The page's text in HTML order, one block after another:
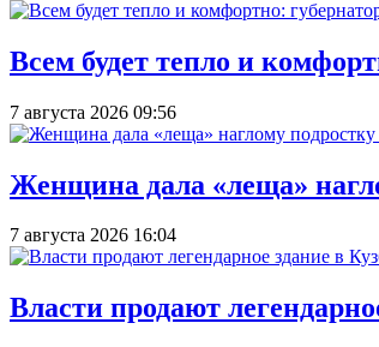
Всем будет тепло и
7 августа 2026 09:56
Женщина дала «леща»
7 августа 2026 16:04
Власти продают